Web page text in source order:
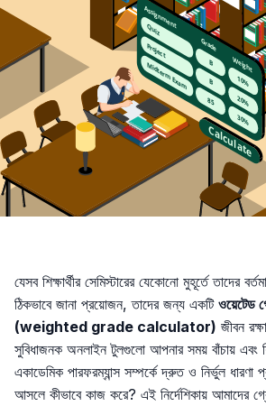
যেসব শিক্ষার্থীর সেমিস্টারের যেকোনো মুহূর্তে তাদের
ঠিকভাবে জানা প্রয়োজন, তাদের জন্য একটি ওয়েটেড
(weighted grade calculator) জীবন
সুবিধাজনক অনলাইন টুলগুলো আপনার সময় বাঁচায় এবং
একাডেমিক পারফরম্যান্স সম্পর্কে দ্রুত ও নির্ভুল
আসলে কীভাবে কাজ করে? এই নির্দেশিকায় আমাদের